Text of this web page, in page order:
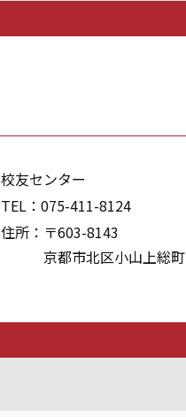
校友センター
TEL
075-411-8124
住所
〒603-8143
京都市北区小山上総町